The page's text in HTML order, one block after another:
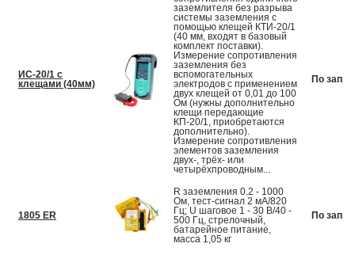
ИС-20/1 с
клещами (40мм)
заземлителя без разрыва
системы заземления с
помощью клещей КТИ-20/1
(40 мм, входят в базовый
комплект поставки).
Измерение сопротивления
заземления без
вспомогательных
электродов с применением
двух клещей от 0,01 до 100
Ом (нужны дополнительно
клещи передающие
КП-20/1, приобретаются
дополнительно).
Измерение сопротивления
элементов заземления
двух-, трёх- или
четырёхпроводным...
По
1805 ER
R заземления 0.2 - 1000
Ом, тест-сигнал 2 мА/820
Гц; U шаговое 1 - 30 В/40 -
500 Гц, стрелочный,
батарейное питание,
масса 1,05 кг
По